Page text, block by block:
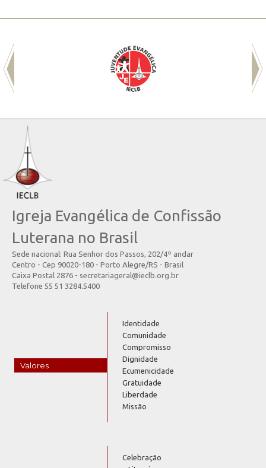
Igreja Evangélica de Confissão
Luterana no Brasil
Sede nacional: Rua Senhor dos Passos, 202/4º andar
Centro - Cep 90020-180 - Porto Alegre/RS - Brasil
Caixa Postal 2876 - secretariageral@ieclb.org.br
Telefone 55 51 3284.5400
Valores
Identidade
Comunidade
Compromisso
Dignidade
Ecumenicidade
Gratuidade
Liberdade
Missão
Celebração